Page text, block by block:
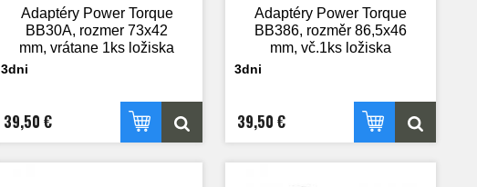
Adaptéry Power Torque
BB30A, rozmer 73x42
mm, vrátane 1ks ložiska
3dni
39,50 €
Adaptéry Power Torque
BB386, rozměr 86,5x46
mm, vč.1ks ložiska
3dni
39,50 €